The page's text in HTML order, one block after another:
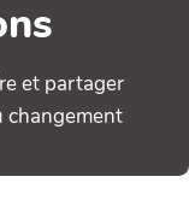
et partager
changement